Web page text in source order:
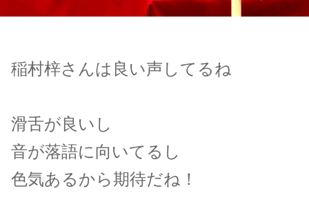
稲村梓さんは良い声してるね
滑舌が良いし
音が落語に向いてるし
色気あるから期待だね！